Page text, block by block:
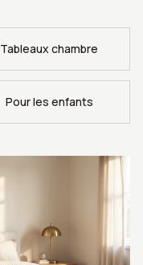
Tableaux chambre
Pour les enfants